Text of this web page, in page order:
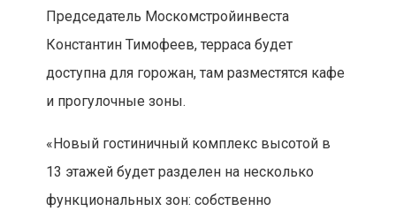
Председатель Москомстройинвеста
Константин Тимофеев, терраса будет
доступна для горожан, там разместятся кафе
и прогулочные зоны.
«Новый гостиничный комплекс высотой в
13 этажей будет разделен на несколько
функциональных зон: собственно